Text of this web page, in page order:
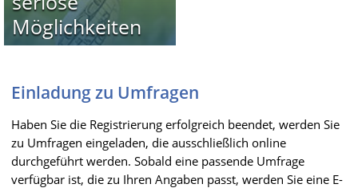
Möglichkeiten
Einladung zu Umfragen
Haben Sie die Registrierung erfolgreich beendet, werden Sie
zu Umfragen eingeladen, die ausschließlich online
durchgeführt werden. Sobald eine passende Umfrage
verfügbar ist, die zu Ihren Angaben passt, werden Sie eine E-